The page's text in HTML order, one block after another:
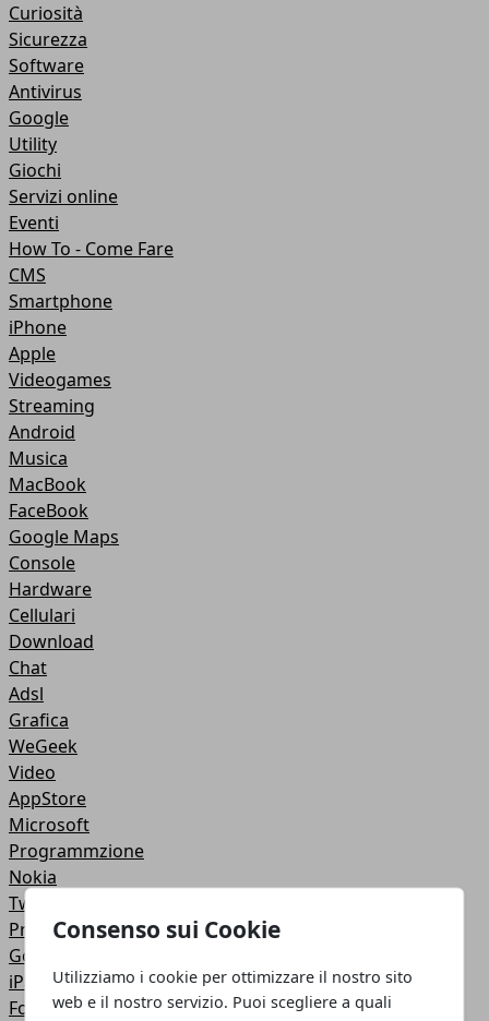
Consenso sui Cookie
Utilizziamo i cookie per ottimizzare il nostro sito
web e il nostro servizio. Puoi scegliere a quali
Curiosità
Sicurezza
Software
Antivirus
Google
Utility
Giochi
Servizi online
Eventi
How To - Come Fare
CMS
Smartphone
iPhone
Apple
Videogames
Streaming
Android
Musica
MacBook
FaceBook
Google Maps
Console
Hardware
Cellulari
Download
Chat
Adsl
Grafica
WeGeek
Video
AppStore
Microsoft
Programmzione
Nokia
Twitter
Privacy
Google +
iPad
Fotoritocco